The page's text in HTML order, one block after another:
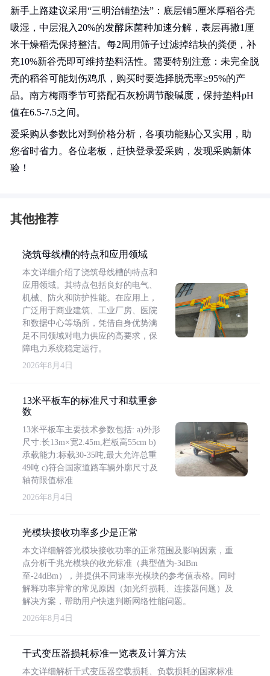
新手上路建议采用“三明治铺垫法”：底层铺5厘米厚稻谷壳
吸湿，中层混入20%的发酵床菌种加速分解，表层再撒1厘
米干燥稻壳保持整洁。每2周用筛子过滤掉结块的粪便，补
充10%新谷壳即可维持垫料活性。需要特别注意：未完全脱
壳的稻谷可能划伤鸡爪，购买时要选择脱壳率≥95%的产
品。南方梅雨季节可搭配石灰粉调节酸碱度，保持垫料pH
值在6.5-7.5之间。
爱采购从参数比对到价格分析，各项功能贴心又实用，助
您省时省力。各位老板，赶快登录爱采购，发现采购新体
验！
其他推荐
浇筑母线槽的特点和应用领域
本文详细介绍了浇筑母线槽的特点和
应用领域。其特点包括良好的电气、
机械、防火和防护性能。在应用上，
广泛用于商业建筑、工业厂房、医院
和数据中心等场所，凭借自身优势满
足不同领域对电力供应的高要求，保
障电力系统稳定运行。
2026年8月4日
13米平板车的标准尺寸和载重参
数
13米平板车主要技术参数包括: a)外形
尺寸:长13m×宽2.45m,栏板高55cm b)
承载能力:标载30-35吨,最大允许总重
49吨 c)符合国家道路车辆外廓尺寸及
轴荷限值标准
2026年8月4日
光模块接收功率多少是正常
本文详细解答光模块接收功率的正常范围及影响因素，重
点分析千兆光模块的收光标准（典型值为-3dBm
至-24dBm），并提供不同速率光模块的参考值表格。同时
解释功率异常的常见原因（如光纤损耗、连接器问题）及
解决方案，帮助用户快速判断网络性能问题。
2026年8月4日
干式变压器损耗标准一览表及计算方法
本文详细解析干式变压器空载损耗、负载损耗的国家标准